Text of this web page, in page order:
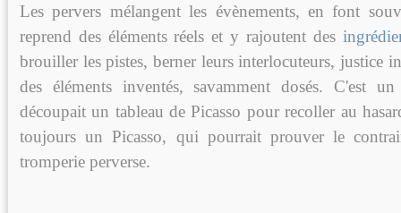
Les pervers mélangent les évènements, en font
reprend des éléments réels et y rajoutent des
brouiller les pistes, berner leurs interlocuteurs, justice
des éléments inventés, savamment dosés. C'est
découpait un tableau de Picasso pour recoller au
toujours un Picasso, qui pourrait prouver le
tromperie perverse.